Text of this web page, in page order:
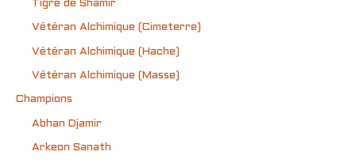
Tigre de Shamir
Vétéran Alchimique (Cimeterre)
Vétéran Alchimique (Hache)
Vétéran Alchimique (Masse)
Champions
Abhan Djamir
Arkeon Sanath